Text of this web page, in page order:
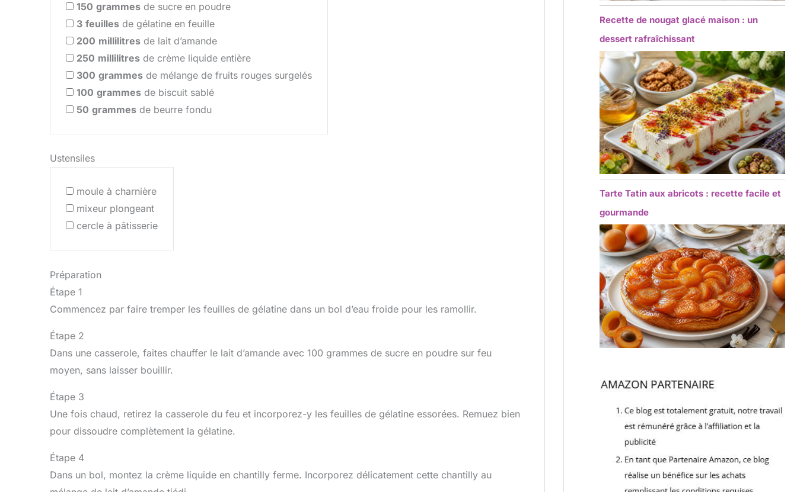
150 grammes de sucre en poudre
3 feuilles de gélatine en feuille
200 millilitres de lait d’amande
250 millilitres de crème liquide entière
300 grammes de mélange de fruits rouges surgelés
100 grammes de biscuit sablé
50 grammes de beurre fondu
Ustensiles
moule à charnière
mixeur plongeant
cercle à pâtisserie
Préparation
Étape 1
Commencez par faire tremper les feuilles de gélatine dans un bol d’eau froide pour les ramollir.
Étape 2
Dans une casserole, faites chauffer le lait d’amande avec 100 grammes de sucre en poudre sur feu
moyen, sans laisser bouillir.
Étape 3
Une fois chaud, retirez la casserole du feu et incorporez-y les feuilles de gélatine essorées. Remuez bien
pour dissoudre complètement la gélatine.
Étape 4
Dans un bol, montez la crème liquide en chantilly ferme. Incorporez délicatement cette chantilly au
Recette de nougat glacé maison : un
dessert rafraîchissant
Tarte Tatin aux abricots : recette facile et
gourmande